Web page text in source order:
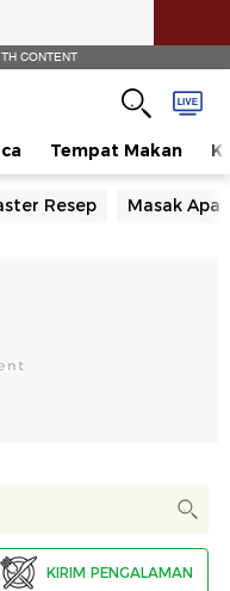
CONTENT
Tempat Makan
Resep Masak Apa
KIRIM PENGALAMAN